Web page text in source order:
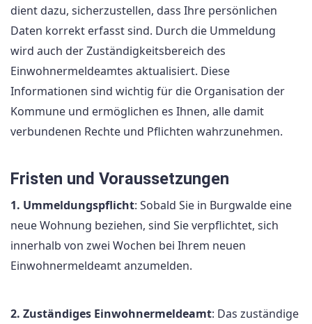
dient dazu, sicherzustellen, dass Ihre persönlichen
Daten korrekt erfasst sind. Durch die Ummeldung
wird auch der Zuständigkeitsbereich des
Einwohnermeldeamtes aktualisiert. Diese
Informationen sind wichtig für die Organisation der
Kommune und ermöglichen es Ihnen, alle damit
verbundenen Rechte und Pflichten wahrzunehmen.
Fristen und Voraussetzungen
1. Ummeldungspflicht: Sobald Sie in Burgwalde eine
neue Wohnung beziehen, sind Sie verpflichtet, sich
innerhalb von zwei Wochen bei Ihrem neuen
Einwohnermeldeamt anzumelden.
2. Zuständiges Einwohnermeldeamt: Das zuständige